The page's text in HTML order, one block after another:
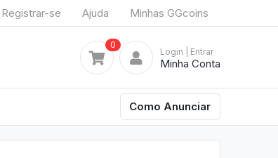
Registrar-se Ajuda Minhas GGcoins
0
Login | Entrar
Minha Conta
Como Anunciar